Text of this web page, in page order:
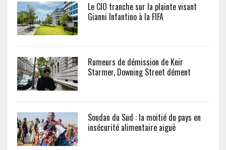
Le CIO tranche sur la plainte visant
Gianni Infantino à la FIFA
Rumeurs de démission de Keir
Starmer, Downing Street dément
Soudan du Sud : la moitié du pays en
insécurité alimentaire aiguë